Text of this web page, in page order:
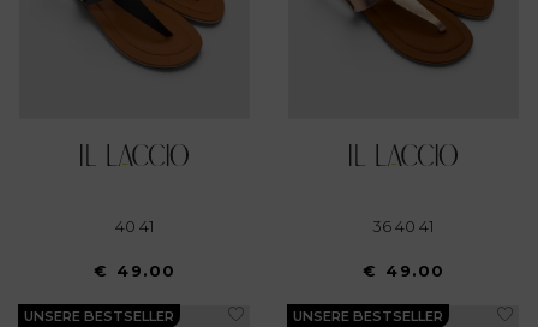
40 41
€ 49.00
36 40 41
€ 49.00
UNSERE BESTSELLER UNSERE BESTSELLER